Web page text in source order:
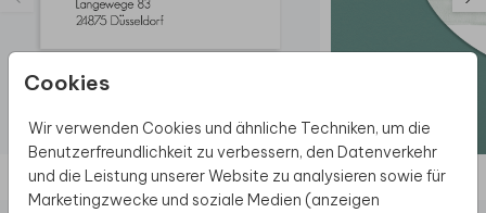
Cookies
Wir verwenden Cookies und ähnliche Techniken, um die
Benutzerfreundlichkeit zu verbessern, den Datenverkehr
und die Leistung unserer Website zu analysieren sowie für
Marketingzwecke und soziale Medien (anzeigen
ADRESSAUFKLEBER
Diese Produkte könnten dir auch gefallen